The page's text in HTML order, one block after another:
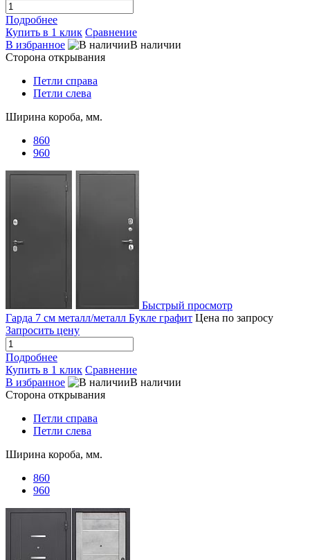
Подробнее
Купить в 1 клик Сравнение
В избранное
В наличии
Сторона открывания
Петли справа
Петли слева
Ширина короба, мм.
860
960
Быстрый просмотр
Гарда 7 см металл/металл Букле графит Цена по запросу
Запросить цену
Подробнее
Купить в 1 клик Сравнение
В избранное
В наличии
Сторона открывания
Петли справа
Петли слева
Ширина короба, мм.
860
960